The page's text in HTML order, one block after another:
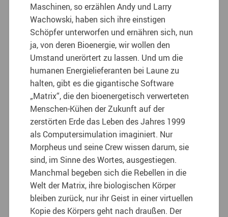
Maschinen, so erzählen Andy und Larry
Wachowski, haben sich ihre einstigen
Schöpfer unterworfen und ernähren sich, nun
ja, von deren Bioenergie, wir wollen den
Umstand unerörtert zu lassen. Und um die
humanen Energielieferanten bei Laune zu
halten, gibt es die gigantische Software
„Matrix“, die den bioenergetisch verwerteten
Menschen-Kühen der Zukunft auf der
zerstörten Erde das Leben des Jahres 1999
als Computersimulation imaginiert. Nur
Morpheus und seine Crew wissen darum, sie
sind, im Sinne des Wortes, ausgestiegen.
Manchmal begeben sich die Rebellen in die
Welt der Matrix, ihre biologischen Körper
bleiben zurück, nur ihr Geist in einer virtuellen
Kopie des Körpers geht nach draußen. Der